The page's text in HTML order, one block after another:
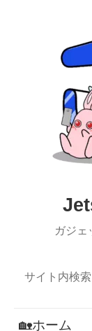
ガジェ
🏡ホーム